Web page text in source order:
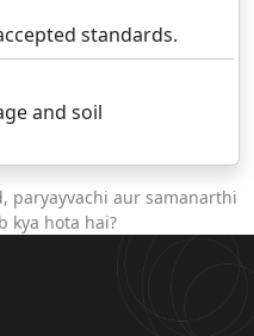
standards.
and soil
paryayvachi aur samanarthi
kya hota hai?